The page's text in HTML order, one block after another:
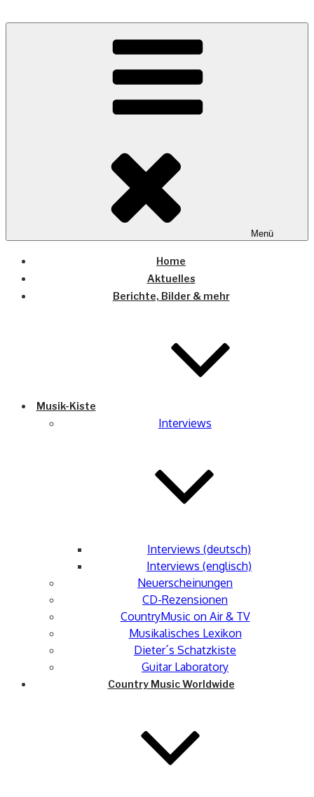
COUNTRYHOME
Wo die (Country-) Musik Zuhause ist
Menü
Home
Aktuelles
Berichte, Bilder & mehr
Musik-Kiste
Interviews
Interviews (deutsch)
Interviews (englisch)
Neuerscheinungen
CD-Rezensionen
CountryMusic on Air & TV
Musikalisches Lexikon
Dieter´s Schatzkiste
Guitar Laboratory
Country Music Worldwide